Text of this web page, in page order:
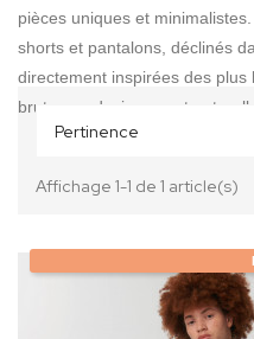
pièces uniques et
shorts et pantalons, déclinés
directement inspirées des
brutes, audacieuses et
Pertinence
Affichage 1-1 de 1 article(s)